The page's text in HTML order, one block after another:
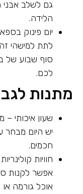
גם לשלב אבני
הלידה.
יום פינוק
לתת למישהי
סוף שבוע של
לכם.
מתנות
שעון איכותי –
יש היום מבחר
חכמים.
חוויות
אפשר לקנות
אוכל גורמה